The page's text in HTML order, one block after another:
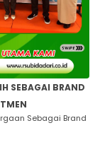
SEBAGAI BRAND
Sebagai Brand